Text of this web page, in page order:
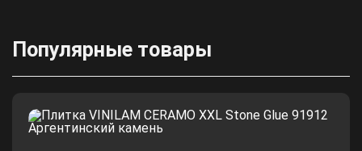
Популярные товары